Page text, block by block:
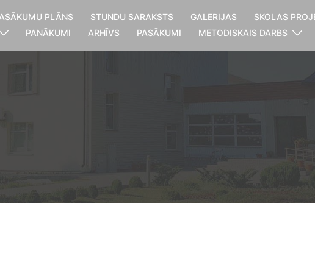
PLĀNS STUNDU SARAKSTS GALERIJAS SKOLAS
PANĀKUMI ARHĪVS PASĀKUMI METODISKAIS DARBS